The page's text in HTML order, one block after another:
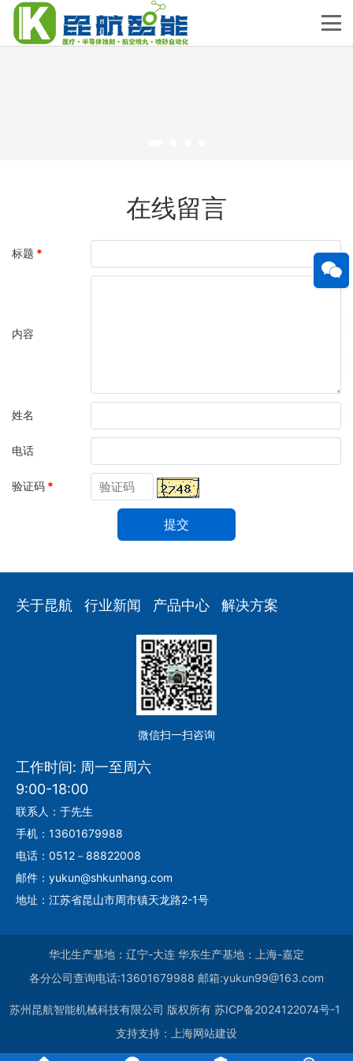
在线留言
标题 *
内容
姓名
电话
验证码 *
关于昆航 行业新闻 产品中心 解决方案
微信扫一扫咨询
工作时间: 周一至周六
9:00-18:00
联系人：于先生
手机：13601679988
电话：0512－88822008
邮件：yukun@shkunhang.com
地址：江苏省昆山市周市镇天龙路2-1号
华北生产基地：辽宁-大连 华东生产基地：上海-嘉定
各分公司查询电话:13601679988 邮箱:yukun99@163.com
苏州昆航智能机械科技有限公司 版权所有 苏ICP备2024122074号-1
支持支持：
上海网站建设